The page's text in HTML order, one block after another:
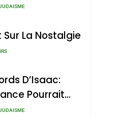
Chanson De
Sur La Nostalgie
D’Isaac:
Pourrait
À 13 Pays